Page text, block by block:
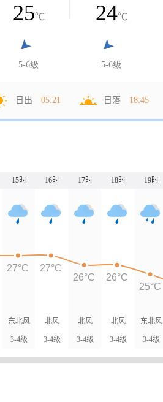
25℃
5-6级
24℃
5-6级
日出 05:21 日落 18:45
15时 16时 17时 18时 19时
东北风
3-4级
北风
3-4级
北风
3-4级
北风
3-4级
东北风
3-4级
27°C 27°C
26°C
26°C
25°C